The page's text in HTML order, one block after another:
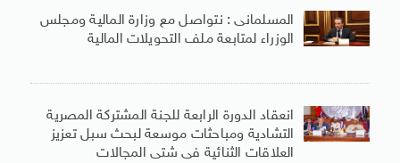
المسلمانى : نتواصل مع وزارة المالية ومجلس
الوزراء لمتابعة ملف التحويلات المالية
انعقاد الدورة الرابعة للجنة المشتركة المصرية
التشادية ومباحثات موسعة لبحث سبل تعزيز
العلاقات الثنائية فى شتى المجالات